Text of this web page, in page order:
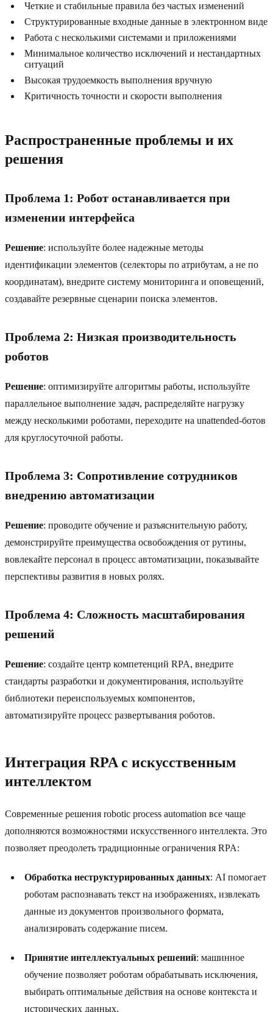
Четкие и стабильные правила без частых изменений
Структурированные входные данные в электронном виде
Работа с несколькими системами и приложениями
Минимальное количество исключений и нестандартных
ситуаций
Высокая трудоемкость выполнения вручную
Критичность точности и скорости выполнения
Распространенные проблемы и их
решения
Проблема 1: Робот останавливается при
изменении интерфейса
Решение: используйте более надежные методы
идентификации элементов (селекторы по атрибутам, а не по
координатам), внедрите систему мониторинга и оповещений,
создавайте резервные сценарии поиска элементов.
Проблема 2: Низкая производительность
роботов
Решение: оптимизируйте алгоритмы работы, используйте
параллельное выполнение задач, распределяйте нагрузку
между несколькими роботами, переходите на unattended-ботов
для круглосуточной работы.
Проблема 3: Сопротивление сотрудников
внедрению автоматизации
Решение: проводите обучение и разъяснительную работу,
демонстрируйте преимущества освобождения от рутины,
вовлекайте персонал в процесс автоматизации, показывайте
перспективы развития в новых ролях.
Проблема 4: Сложность масштабирования
решений
Решение: создайте центр компетенций RPA, внедрите
стандарты разработки и документирования, используйте
библиотеки переиспользуемых компонентов,
автоматизируйте процесс развертывания роботов.
Интеграция RPA с искусственным
интеллектом
Современные решения robotic process automation все чаще
дополняются возможностями искусственного интеллекта. Это
позволяет преодолеть традиционные ограничения RPA:
Обработка неструктурированных данных: AI помогает
роботам распознавать текст на изображениях, извлекать
данные из документов произвольного формата,
анализировать содержание писем.
Принятие интеллектуальных решений: машинное
обучение позволяет роботам обрабатывать исключения,
выбирать оптимальные действия на основе контекста и
исторических данных.